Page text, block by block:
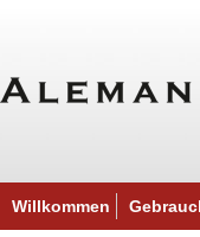
Willkommen